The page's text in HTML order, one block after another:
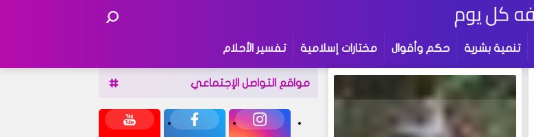
تنمية بشرية حكم وأقوال مختارات إسلامية تفسير الأحلام
مواقع التواصل الإجتماعي